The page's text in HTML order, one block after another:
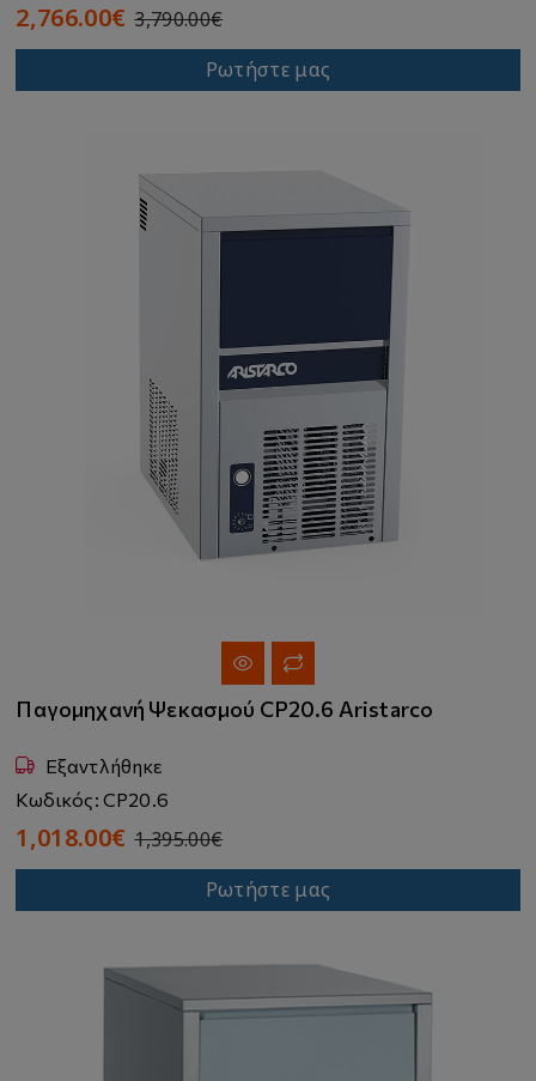
2,766.00€ 3,790.00€
Ρωτήστε μας
Παγομηχανή Ψεκασμού CP20.6 Aristarco
Εξαντλήθηκε
Κωδικός: CP20.6
1,018.00€ 1,395.00€
Ρωτήστε μας